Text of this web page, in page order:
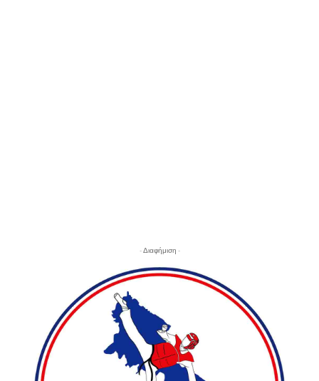
- Διαφήμιση -